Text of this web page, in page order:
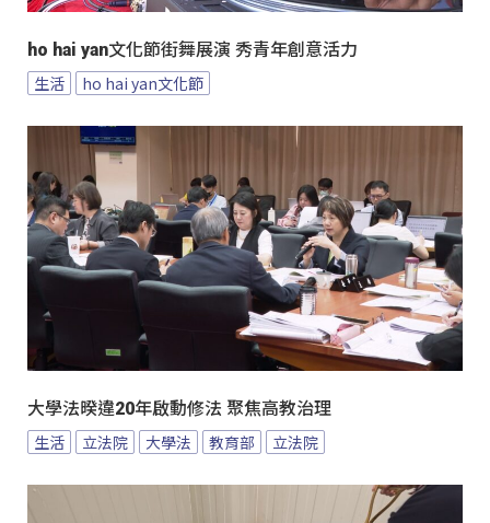
ho hai yan文化節街舞展演 秀青年創意活力
生活 ho hai yan文化節
大學法暌違20年啟動修法 聚焦高教治理
生活 立法院 大學法 教育部 立法院